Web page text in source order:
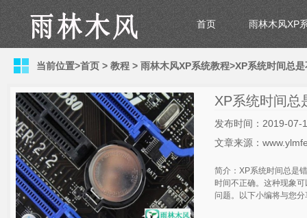
首页 雨林木风XP
当前位置>首页 > 教程 > 雨林木风XP系统教程>XP系统时间总
XP系统时间总
发布时间：2019-07-
文章来源：
简介：XP系统时间总是
时间不正确。这种现象
问题。以下小编将与您